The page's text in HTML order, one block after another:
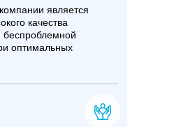
является
качества
беспроблемной
оптимальных